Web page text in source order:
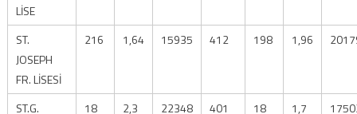
LİSE
ST.
JOSEPH
FR. LİSESİ
216 1,64 15935 412 198 1,96
ST.G.
18 2,3 22348 401 18 1,7